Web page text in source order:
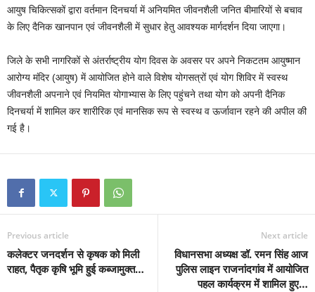
आयुष चिकित्सकों द्वारा वर्तमान दिनचर्या में अनियमित जीवनशैली जनित बीमारियों से बचाव
के लिए दैनिक खानपान एवं जीवनशैली में सुधार हेतु आवश्यक मार्गदर्शन दिया जाएगा।
जिले के सभी नागरिकों से अंतर्राष्ट्रीय योग दिवस के अवसर पर अपने निकटतम आयुष्मान
आरोग्य मंदिर (आयुष) में आयोजित होने वाले विशेष योगसत्रों एवं योग शिविर में स्वस्थ
जीवनशैली अपनाने एवं नियमित योगाभ्यास के लिए पहुंचने तथा योग को अपनी दैनिक
दिनचर्या में शामिल कर शारीरिक एवं मानसिक रूप से स्वस्थ व ऊर्जावान रहने की अपील की
गई है।
Previous article
कलेक्टर जनदर्शन से कृषक को मिली
राहत, पैतृक कृषि भूमि हुई कब्जामुक्त…
Next article
विधानसभा अध्यक्ष डॉ. रमन सिंह आज
पुलिस लाइन राजनांदगांव में आयोजित
पहल कार्यक्रम में शामिल हुए…